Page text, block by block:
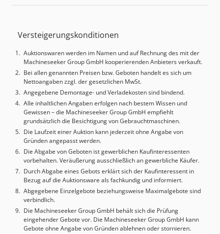
52 kVA Maschinengewicht ca.: 6,7 t 5-Achsen simultan, NC-
-120 bis +30°, Spindelversatz 100mm, Messtaster TS 640,
Netzausfall, Späneförderer, KEINE IKZ-Anlage ! ca. 87.000
Einschaltstunden, ca. 15.000 Programmlaufstunden
Dcjdpfx Aboy T Rq Hsbok letzter bekannter Spindeltausch
2022 *
Versteigerungskonditionen
Auktionswaren werden im Namen und auf Rechnung des mit der
Machineseeker Group GmbH kooperierenden Anbieters verkauft.
Bei allen genannten Preisen bzw. Geboten handelt es sich um
Nettoangaben zzgl. der gesetzlichen MwSt.
Angegebene Demontage- und Verladekosten sind bindend.
Alle inhaltlichen Angaben erfolgen nach bestem Wissen und
Gewissen – die Machineseeker Group GmbH empfiehlt
grundsätzlich die Besichtigung von Gebrauchtmaschinen.
Die Laufzeit einer Auktion kann jederzeit ohne Angabe von
Gründen angepasst werden.
Die Abgabe von Geboten ist gewerblichen Kaufinteressenten
vorbehalten. Veräußerung ausschließlich an gewerbliche Käufer.
Durch Abgabe eines Gebots erklärt sich der Kaufinteressent in
Bezug auf die Auktionsware als fachkundig und informiert.
Abgegebene Einzelgebote beziehungsweise Maximalgebote sind
verbindlich.
Die Machineseeker Group GmbH behält sich die Prüfung
eingehender Gebote vor. Die Machineseeker Group GmbH kann
Gebote ohne Angabe von Gründen ablehnen oder stornieren.